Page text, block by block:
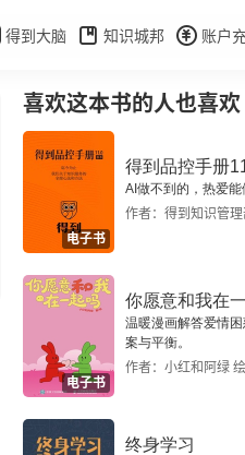
得到大脑 知识城邦 账户
喜欢这本书的人也喜欢
电子书
得到品控手册
AI做不到的，热爱能
作者：得到知识管
电子书
你愿意和我在
温暖漫画解答爱情
案与平衡。
作者：小红和阿绿
终身学习